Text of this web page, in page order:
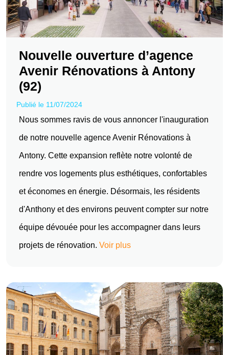
Nouvelle ouverture d’agence
Avenir Rénovations à Antony
(92)
Publié le 11/07/2024
Nous sommes ravis de vous annoncer l'inauguration
de notre nouvelle agence Avenir Rénovations à
Antony. Cette expansion reflète notre volonté de
rendre vos logements plus esthétiques, confortables
et économes en énergie. Désormais, les résidents
d'Anthony et des environs peuvent compter sur notre
équipe dévouée pour les accompagner dans leurs
projets de rénovation. Voir plus